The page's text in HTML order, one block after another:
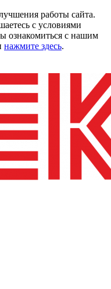
работы сайта.
с условиями
ознакомиться с нашим
нажмите здесь.